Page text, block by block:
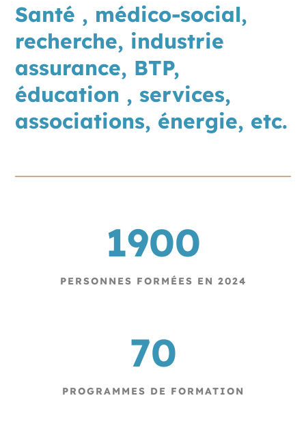
Santé , médico-social,
recherche, industrie
assurance, BTP,
éducation , services,
associations, énergie, etc.
1900
PERSONNES FORMÉES EN 2024
70
PROGRAMMES DE FORMATION